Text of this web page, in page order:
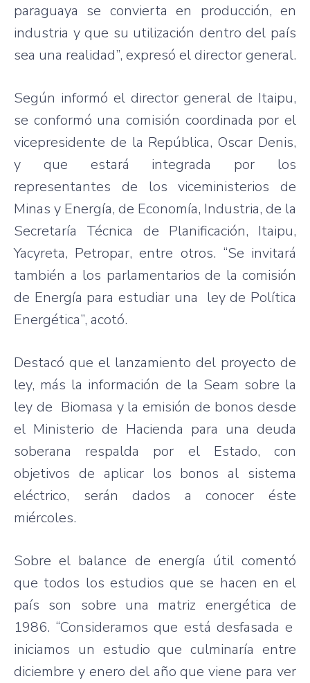
paraguaya se convierta en producción, en
industria yque su utilización dentro del país
sea una realidad”, expresó el director general.
Según informó el director general de Itaipu,
se conformó una comisión coordinada por el
vicepresidente de la República, Oscar Denis,
y que estará integrada por los
representantes de losviceministerios de
Minas y Energía, de Economía, Industria, de la
Secretaría
Técnica de Planificación, Itaipu,
Yacyreta, Petropar,entre otros. “Se invitará
también a los parlamentarios de la comisión
de Energía para estudiar una leyde Política
Energética”, acotó.
Destacó que el lanzamiento del proyecto de
ley, más la información de la Seam sobre la
ley de Biomasa y laemisión de bonos desde
el Ministerio de Hacienda para una deuda
soberana
respalda por el Estado, con
objetivos de aplicarlos bonos al sistema
eléctrico, serán dados aconocer
éste
miércoles.
Sobre el balance de energía útil comentó
que todos los estudios que se hacen en el
país son sobre una matriz energética de
1986. “Consideramos que está desfasada e
iniciamos un estudio que culminaría entre
diciembre y enero del año que viene para ver